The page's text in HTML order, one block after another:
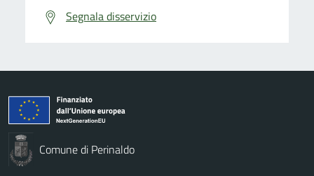
Segnala disservizio
Comune di Perinaldo